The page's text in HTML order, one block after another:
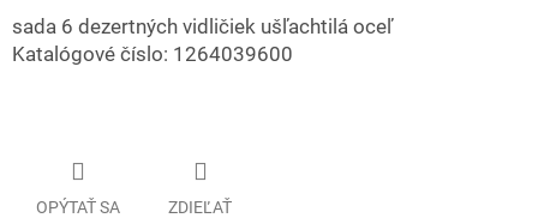
sada 6 dezertných vidličiek ušľachtilá oceľ
Katalógové číslo: 1264039600
OPÝTAŤ SA ZDIEĽAŤ